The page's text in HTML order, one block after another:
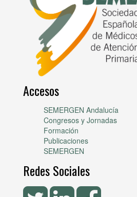
Accesos
SEMERGEN Andalucía
Congresos y Jornadas
Formación
Publicaciones
SEMERGEN
Redes Sociales